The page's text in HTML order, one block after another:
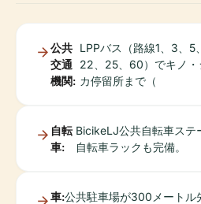
公共
交通
機関:
LPPバス（路線1、3、5
22、25、60）でキノ・
カ停留所まで（
自転
車:
BicikeLJ公共自転車ステ
自転車ラックも完備。
車:公共駐車場が300メートル